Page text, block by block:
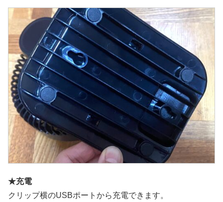
★充電
クリップ横のUSBポートから充電できます。